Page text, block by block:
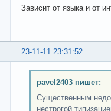
Зависит от языка и от
23-11-11 23:31:52
pavel2403 пишет:
Существенным
нестрогой